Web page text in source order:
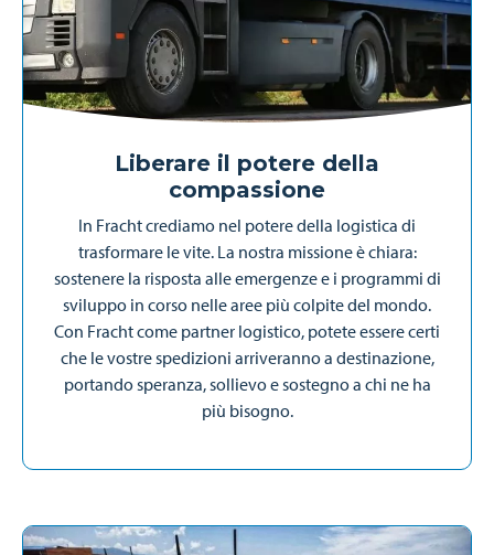
Liberare il potere della
compassione
In Fracht crediamo nel potere della logistica di
trasformare le vite. La nostra missione è chiara:
sostenere la risposta alle emergenze e i programmi di
sviluppo in corso nelle aree più colpite del mondo.
Con Fracht come partner logistico, potete essere certi
che le vostre spedizioni arriveranno a destinazione,
portando speranza, sollievo e sostegno a chi ne ha
più bisogno.